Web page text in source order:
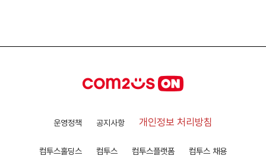
운영정책 공지사항 개인정보 처리방침
컴투스홀딩스 컴투스 컴투스플랫폼 컴투스 채용